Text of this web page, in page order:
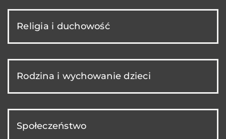
Religia i duchowość
Rodzina i wychowanie dzieci
Społeczeństwo